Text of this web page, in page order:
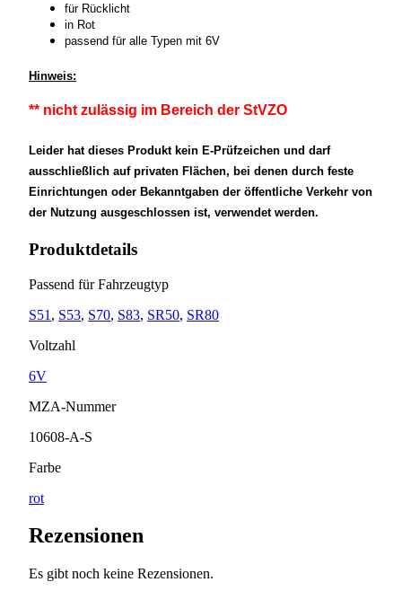
für Rücklicht
in Rot
passend für alle Typen mit 6V
Hinweis:
** nicht zulässig im Bereich der StVZO
Leider hat dieses Produkt kein E-Prüfzeichen und darf
ausschließlich auf privaten Flächen, bei denen durch feste
Einrichtungen oder Bekanntgaben der öffentliche Verkehr von
der Nutzung ausgeschlossen ist, verwendet werden.
Produktdetails
Passend für Fahrzeugtyp
S51 , S53, S70, S83, SR50, SR80
Voltzahl
6V
MZA-Nummer
10608-A-S
Farbe
rot
Rezensionen
Es gibt noch keine Rezensionen.